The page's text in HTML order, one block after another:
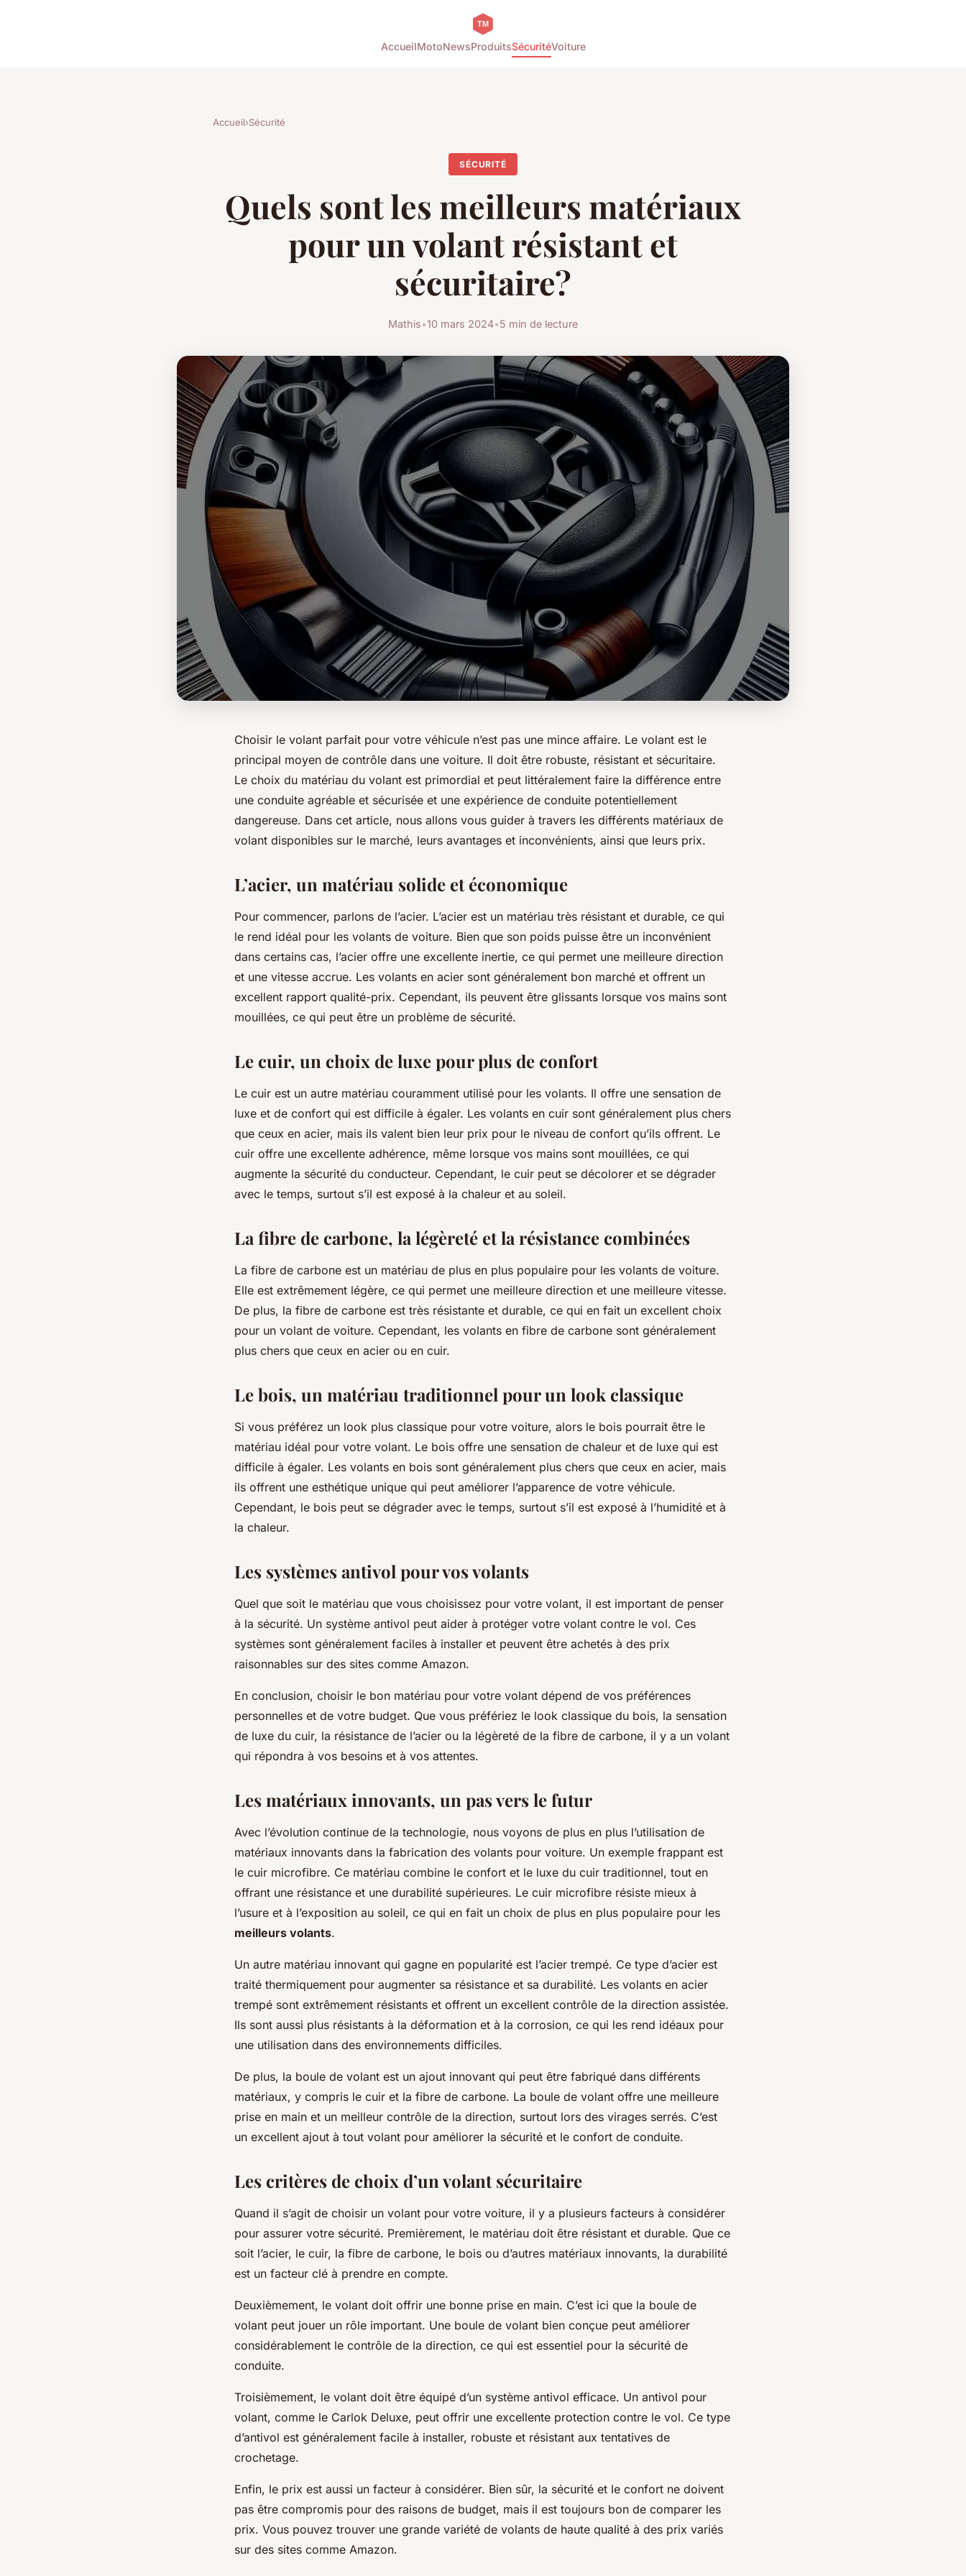
AccueilMotoNewsProduitsSécuritéVoiture
Accueil›Sécurité
SÉCURITÉ
Quels sont les meilleurs matériaux
pour un volant résistant et
sécuritaire?
Mathis•10 mars 2024•5 min de lecture
Choisir le volant parfait pour votre véhicule n’est pas une mince affaire. Le volant est le
principal moyen de contrôle dans une voiture. Il doit être robuste, résistant et sécuritaire.
Le choix du matériau du volant est primordial et peut littéralement faire la différence entre
une conduite agréable et sécurisée et une expérience de conduite potentiellement
dangereuse. Dans cet article, nous allons vous guider à travers les différents matériaux de
volant disponibles sur le marché, leurs avantages et inconvénients, ainsi que leurs prix.
L’acier, un matériau solide et économique
Pour commencer, parlons de l’acier. L’acier est un matériau très résistant et durable, ce qui
le rend idéal pour les volants de voiture. Bien que son poids puisse être un inconvénient
dans certains cas, l’acier offre une excellente inertie, ce qui permet une meilleure direction
et une vitesse accrue. Les volants en acier sont généralement bon marché et offrent un
excellent rapport qualité-prix. Cependant, ils peuvent être glissants lorsque vos mains sont
mouillées, ce qui peut être un problème de sécurité.
Le cuir, un choix de luxe pour plus de confort
Le cuir est un autre matériau couramment utilisé pour les volants. Il offre une sensation de
luxe et de confort qui est difficile à égaler. Les volants en cuir sont généralement plus chers
que ceux en acier, mais ils valent bien leur prix pour le niveau de confort qu’ils offrent. Le
cuir offre une excellente adhérence, même lorsque vos mains sont mouillées, ce qui
augmente la sécurité du conducteur. Cependant, le cuir peut se décolorer et se dégrader
avec le temps, surtout s’il est exposé à la chaleur et au soleil.
La fibre de carbone, la légèreté et la résistance combinées
La fibre de carbone est un matériau de plus en plus populaire pour les volants de voiture.
Elle est extrêmement légère, ce qui permet une meilleure direction et une meilleure vitesse.
De plus, la fibre de carbone est très résistante et durable, ce qui en fait un excellent choix
pour un volant de voiture. Cependant, les volants en fibre de carbone sont généralement
plus chers que ceux en acier ou en cuir.
Le bois, un matériau traditionnel pour un look classique
Si vous préférez un look plus classique pour votre voiture, alors le bois pourrait être le
matériau idéal pour votre volant. Le bois offre une sensation de chaleur et de luxe qui est
difficile à égaler. Les volants en bois sont généralement plus chers que ceux en acier, mais
ils offrent une esthétique unique qui peut améliorer l’apparence de votre véhicule.
Cependant, le bois peut se dégrader avec le temps, surtout s’il est exposé à l’humidité et à
la chaleur.
Les systèmes antivol pour vos volants
Quel que soit le matériau que vous choisissez pour votre volant, il est important de penser
à la sécurité. Un système antivol peut aider à protéger votre volant contre le vol. Ces
systèmes sont généralement faciles à installer et peuvent être achetés à des prix
raisonnables sur des sites comme Amazon.
En conclusion, choisir le bon matériau pour votre volant dépend de vos préférences
personnelles et de votre budget. Que vous préfériez le look classique du bois, la sensation
de luxe du cuir, la résistance de l’acier ou la légèreté de la fibre de carbone, il y a un volant
qui répondra à vos besoins et à vos attentes.
Les matériaux innovants, un pas vers le futur
Avec l’évolution continue de la technologie, nous voyons de plus en plus l’utilisation de
matériaux innovants dans la fabrication des volants pour voiture. Un exemple frappant est
le cuir microfibre. Ce matériau combine le confort et le luxe du cuir traditionnel, tout en
offrant une résistance et une durabilité supérieures. Le cuir microfibre résiste mieux à
l’usure et à l’exposition au soleil, ce qui en fait un choix de plus en plus populaire pour les
meilleurs volants.
Un autre matériau innovant qui gagne en popularité est l’acier trempé. Ce type d’acier est
traité thermiquement pour augmenter sa résistance et sa durabilité. Les volants en acier
trempé sont extrêmement résistants et offrent un excellent contrôle de la direction assistée.
Ils sont aussi plus résistants à la déformation et à la corrosion, ce qui les rend idéaux pour
une utilisation dans des environnements difficiles.
De plus, la boule de volant est un ajout innovant qui peut être fabriqué dans différents
matériaux, y compris le cuir et la fibre de carbone. La boule de volant offre une meilleure
prise en main et un meilleur contrôle de la direction, surtout lors des virages serrés. C’est
un excellent ajout à tout volant pour améliorer la sécurité et le confort de conduite.
Les critères de choix d’un volant sécuritaire
Quand il s’agit de choisir un volant pour votre voiture, il y a plusieurs facteurs à considérer
pour assurer votre sécurité. Premièrement, le matériau doit être résistant et durable. Que ce
soit l’acier, le cuir, la fibre de carbone, le bois ou d’autres matériaux innovants, la durabilité
est un facteur clé à prendre en compte.
Deuxièmement, le volant doit offrir une bonne prise en main. C’est ici que la boule de
volant peut jouer un rôle important. Une boule de volant bien conçue peut améliorer
considérablement le contrôle de la direction, ce qui est essentiel pour la sécurité de
conduite.
Troisièmement, le volant doit être équipé d’un système antivol efficace. Un antivol pour
volant, comme le Carlok Deluxe, peut offrir une excellente protection contre le vol. Ce type
d’antivol est généralement facile à installer, robuste et résistant aux tentatives de
crochetage.
Enfin, le prix est aussi un facteur à considérer. Bien sûr, la sécurité et le confort ne doivent
pas être compromis pour des raisons de budget, mais il est toujours bon de comparer les
prix. Vous pouvez trouver une grande variété de volants de haute qualité à des prix variés
sur des sites comme Amazon.